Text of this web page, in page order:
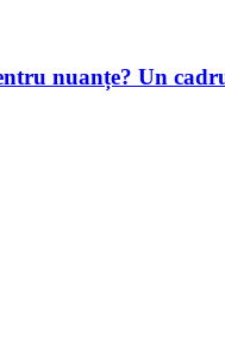
nuanțe? Un